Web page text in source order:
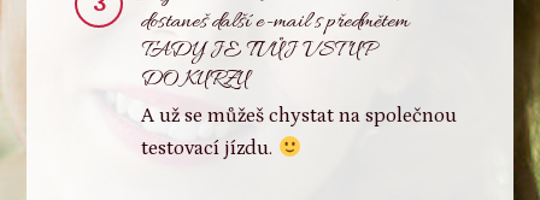
dostaneš další e-mail s předmětem
TADY JE TVŮJ VSTUP
DO KURZU
A už se můžeš chystat na společnou
testovací jízdu.